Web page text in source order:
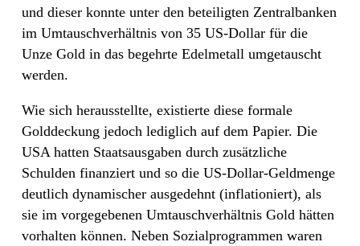
und dieser konnte unter den beteiligten Zentralbanken
im Umtauschverhältnis von 35 US-Dollar für die
Unze Gold in das begehrte Edelmetall umgetauscht
werden.
Wie sich herausstellte, existierte diese formale
Golddeckung jedoch lediglich auf dem Papier. Die
USA hatten Staatsausgaben durch zusätzliche
Schulden finanziert und so die US-Dollar-Geldmenge
deutlich dynamischer ausgedehnt (inflationiert), als
sie im vorgegebenen Umtauschverhältnis Gold hätten
vorhalten können. Neben Sozialprogrammen waren